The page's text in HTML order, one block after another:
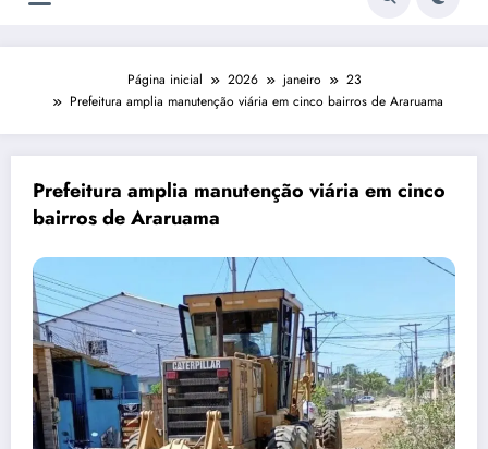
Página inicial 2026 janeiro
23
Prefeitura amplia manutenção viária em cinco bairros de Araruama
Prefeitura amplia manutenção viária em cinco
bairros de Araruama